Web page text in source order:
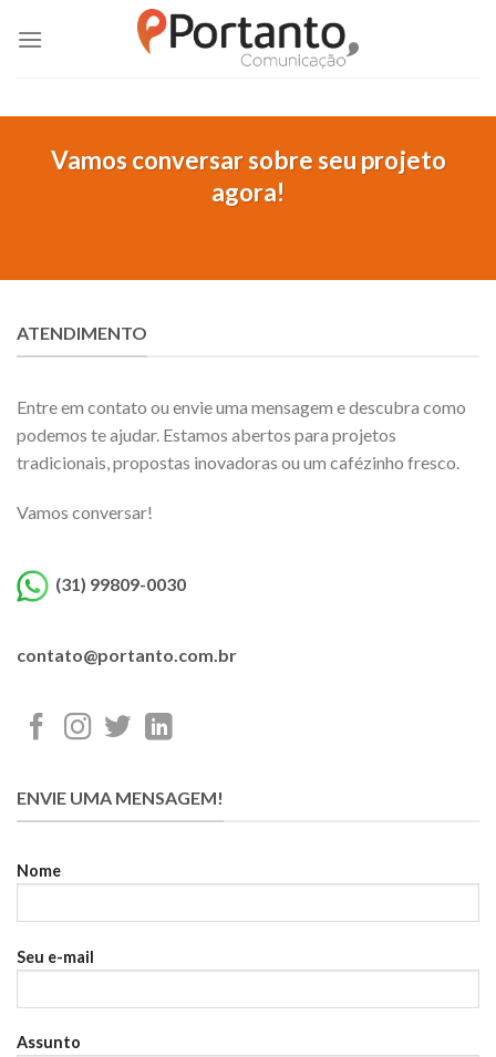
Vamos conversar sobre seu projeto
agora!
ATENDIMENTO
Entre em contato ou envie uma mensagem e descubra como
podemos te ajudar. Estamos abertos para projetos
tradicionais, propostas inovadoras ou um cafézinho fresco.
Vamos conversar!
(31) 99809-0030
contato@portanto.com.br
ENVIE UMA MENSAGEM!
Nome
Seu e-mail
Assunto